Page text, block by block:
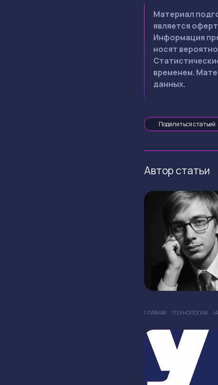
Материал
является
Информация
носят
временем.
данных.
Поделиться статьей
Автор статьи
ГЛАВНАЯ ТЕХНОЛОГИИ